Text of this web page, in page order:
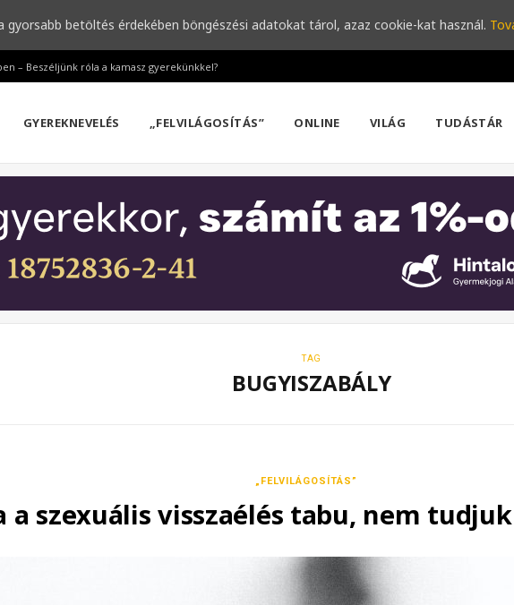
– Beszéljünk róla a kamasz gyerekünkkel?
GYEREKNEVELÉS „FELVILÁGOSÍTÁS” ONLINE VILÁG TUDÁSTÁR
TAG
BUGYISZABÁLY
„FELVILÁGOSÍTÁS”
a szexuális visszaélés tabu, nem
gyorsabb betöltés érdekében böngészési adatokat tárol, azaz cookie-kat használ.